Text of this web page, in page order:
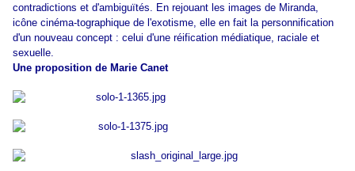
contradictions et d'ambiguïtés. En rejouant les images de Miranda,
icône cinéma-tographique de l'exotisme, elle en fait la personnification
d'un nouveau concept : celui d'une réification médiatique, raciale et
sexuelle.
Une proposition de Marie Canet